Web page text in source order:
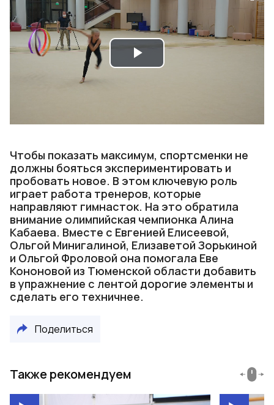
Play
Чтобы показать максимум, спортсменки не
должны бояться экспериментировать и
пробовать новое. В этом ключевую роль
играет работа тренеров, которые
направляют гимнасток. На это обратила
внимание олимпийская чемпионка Алина
Кабаева. Вместе с Евгенией Елисеевой,
Ольгой Минигалиной, Елизаветой Зорькиной
и Ольгой Фроловой она помогала Еве
Кононовой из Тюменской области добавить
в упражнение с лентой дорогие элементы и
сделать его техничнее.
Поделиться
Также рекомендуем